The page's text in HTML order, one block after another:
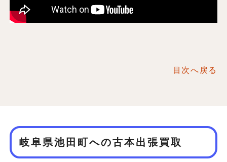
目次へ戻る
岐阜県池田町への古本出張買取